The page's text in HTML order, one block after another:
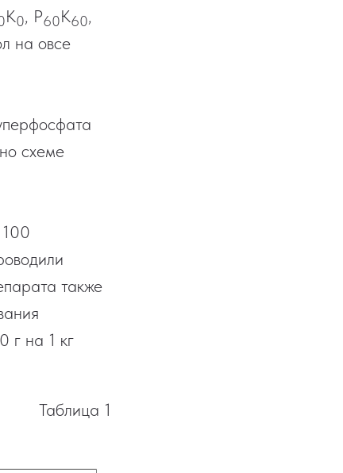
K0, P60K60,
на овсе
схеме
также
г на 1 кг
Таблица 1